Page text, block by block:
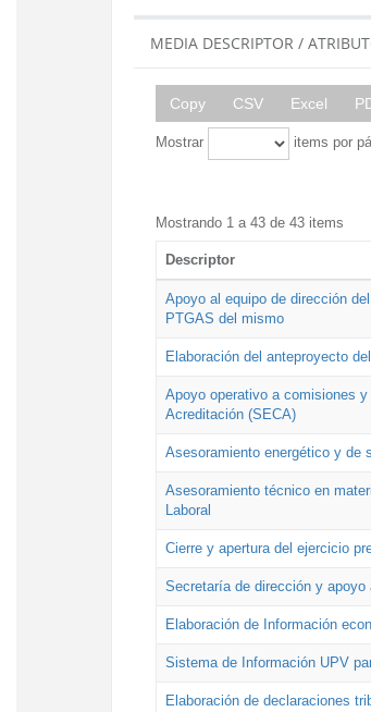
MEDIA DESCRIPTOR /
Copy CSV Excel
Mostrar items por
Mostrando 1 a 43 de 43 items
Descriptor
Apoyo al equipo de dirección
PTGAS del mismo
Elaboración del anteproyecto
Apoyo operativo a comisiones
Acreditación (SECA)
Asesoramiento energético y de
Asesoramiento técnico en
Laboral
Cierre y apertura del ejercicio
Secretaría de dirección y
Elaboración de Información
Sistema de Información UPV
Elaboración de declaraciones